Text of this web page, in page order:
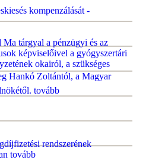
kompenzálását -
tárgyal a pénzügyi és az
képviselőivel a gyógyszertári
okairól, a szükséges
Hankó Zoltántól, a Magyar
tovább
rendszerének
tovább